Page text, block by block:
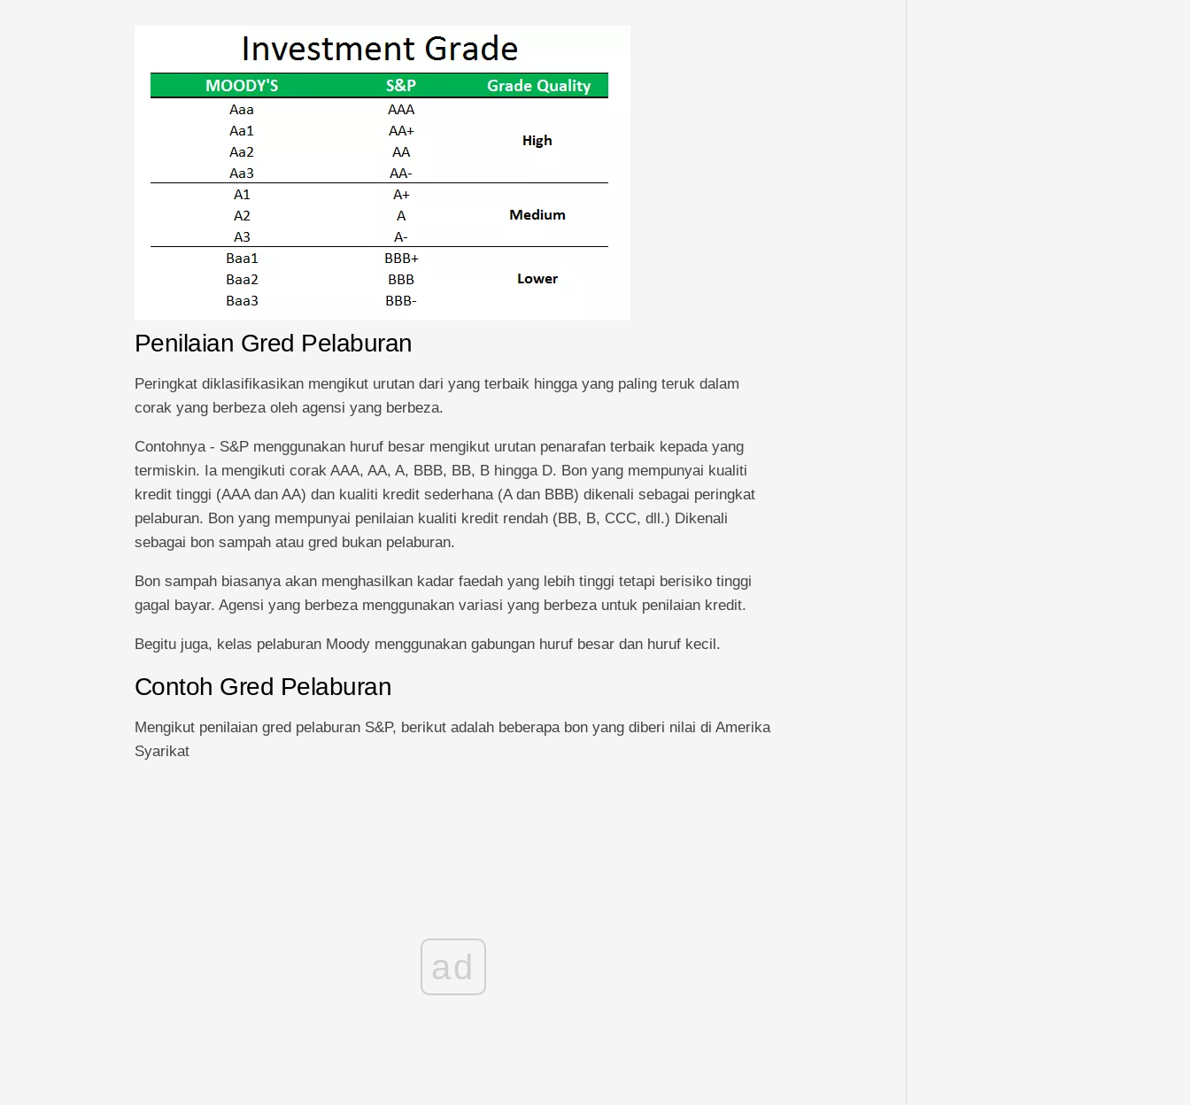
Penilaian Gred Pelaburan
Peringkat diklasifikasikan mengikut urutan dari yang terbaik hingga yang paling teruk dalam
corak yang berbeza oleh agensi yang berbeza.
Contohnya - S&P menggunakan huruf besar mengikut urutan penarafan terbaik kepada yang
termiskin. Ia mengikuti corak AAA, AA, A, BBB, BB, B hingga D. Bon yang mempunyai kualiti
kredit tinggi (AAA dan AA) dan kualiti kredit sederhana (A dan BBB) dikenali sebagai peringkat
pelaburan. Bon yang mempunyai penilaian kualiti kredit rendah (BB, B, CCC, dll.) Dikenali
sebagai bon sampah atau gred bukan pelaburan.
Bon sampah biasanya akan menghasilkan kadar faedah yang lebih tinggi tetapi berisiko tinggi
gagal bayar. Agensi yang berbeza menggunakan variasi yang berbeza untuk penilaian kredit.
Begitu juga, kelas pelaburan Moody menggunakan gabungan huruf besar dan huruf kecil.
Contoh Gred Pelaburan
Mengikut penilaian gred pelaburan S&P, berikut adalah beberapa bon yang diberi nilai di Amerika
Syarikat
ad